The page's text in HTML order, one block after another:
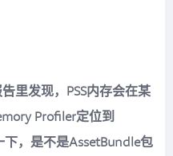
里发现，PSS内存会在某
Profiler定位到
，是不是AssetBundle包